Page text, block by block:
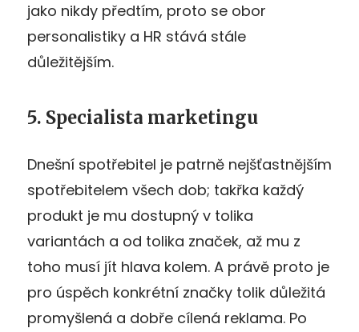
jako nikdy předtím, proto se obor
personalistiky a HR stává stále
důležitějším.
5. Specialista marketingu
Dnešní spotřebitel je patrně nejšťastnějším
spotřebitelem všech dob; takřka každý
produkt je mu dostupný v tolika
variantách a od tolika značek, až mu z
toho musí jít hlava kolem. A právě proto je
pro úspěch konkrétní značky tolik důležitá
promyšlená a dobře cílená reklama. Po